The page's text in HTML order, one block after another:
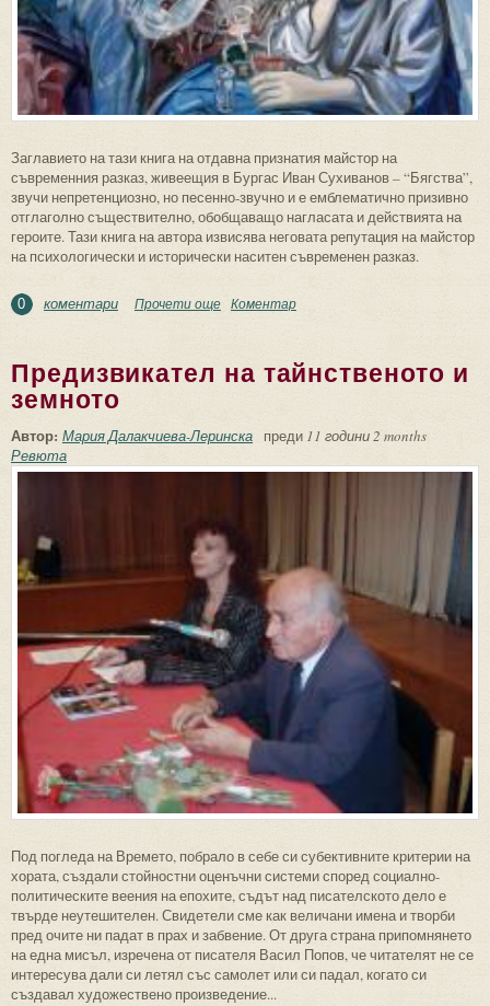
Заглавието на тази книга на отдавна признатия майстор на
съвременния разказ, живеещия в Бургас Иван Сухиванов – “Бягства”,
звучи непретенциозно, но песенно-звучно и е емблематично призивно
отглаголно съществително, обобщаващо нагласата и действията на
героите. Тази книга на автора извисява неговата репутация на майстор
на психологически и исторически наситен съвременен разказ.
0 коментари Прочети още about Съвременния живот в разказите на
Коментар
Предизвикател на тайнственото и
земното
Автор: Мария Далакчиева-Леринска преди 11 години 2 months
Ревюта
Под погледа на Времето, побрало в себе си субективните критерии на
хората, създали стойностни оценъчни системи според социално-
политическите веения на епохите, съдът над писателското дело е
твърде неутешителен. Свидетели сме как величани имена и творби
пред очите ни падат в прах и забвение. От друга страна припомнянето
на една мисъл, изречена от писателя Васил Попов, че читателят не се
интересува дали си летял със самолет или си падал, когато си
създавал художествено произведение...